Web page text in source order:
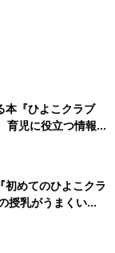
本『ひよこクラブ
児に役立つ情報が
初めてのひよこクラ
授乳がうまくい
トラブル 解決テ